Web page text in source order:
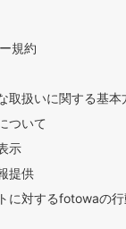
規約
取扱いに関する基本
ついて
示
提供
に対するfotowaの